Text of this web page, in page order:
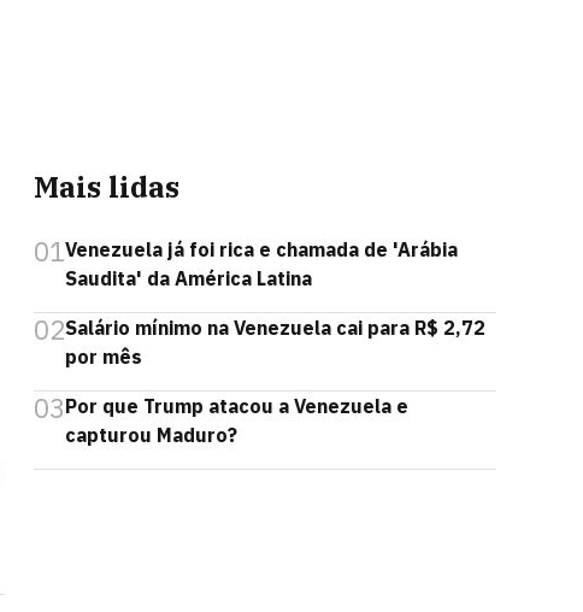
Mais lidas
01Venezuela já foi rica e chamada de 'Arábia
Saudita' da América Latina
02Salário mínimo na Venezuela cai para R$ 2,72
por mês
03Por que Trump atacou a Venezuela e
capturou Maduro?